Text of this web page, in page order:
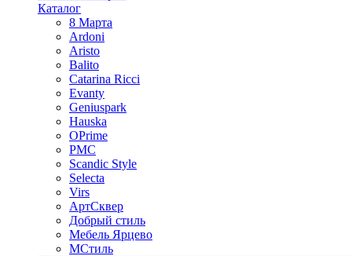
Каталог
8 Марта
Ardoni
Aristo
Balito
Catarina Ricci
Evanty
Geniuspark
Hauska
OPrime
PMC
Scandic Style
Selecta
Virs
АртСквер
Добрый стиль
Мебель Ярцево
МСтиль